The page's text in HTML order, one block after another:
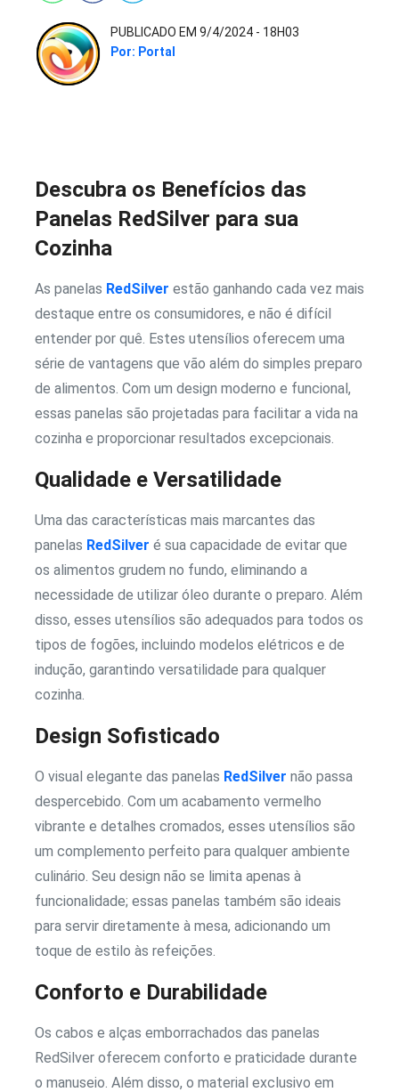
PUBLICADO EM 9/4/2024 - 18H03
Por: Portal
Descubra os Benefícios das
Panelas RedSilver para sua
Cozinha
As panelas RedSilver estão ganhando cada vez mais
destaque entre os consumidores, e não é difícil
entender por quê. Estes utensílios oferecem uma
série de vantagens que vão além do simples preparo
de alimentos. Com um design moderno e funcional,
essas panelas são projetadas para facilitar a vida na
cozinha e proporcionar resultados excepcionais.
Qualidade e Versatilidade
Uma das características mais marcantes das
panelas RedSilver é sua capacidade de evitar que
os alimentos grudem no fundo, eliminando a
necessidade de utilizar óleo durante o preparo. Além
disso, esses utensílios são adequados para todos os
tipos de fogões, incluindo modelos elétricos e de
indução, garantindo versatilidade para qualquer
cozinha.
Design Sofisticado
O visual elegante das panelas RedSilver não passa
despercebido. Com um acabamento vermelho
vibrante e detalhes cromados, esses utensílios são
um complemento perfeito para qualquer ambiente
culinário. Seu design não se limita apenas à
funcionalidade; essas panelas também são ideais
para servir diretamente à mesa, adicionando um
toque de estilo às refeições.
Conforto e Durabilidade
Os cabos e alças emborrachados das panelas
RedSilver oferecem conforto e praticidade durante
o manuseio. Além disso, o material exclusivo em